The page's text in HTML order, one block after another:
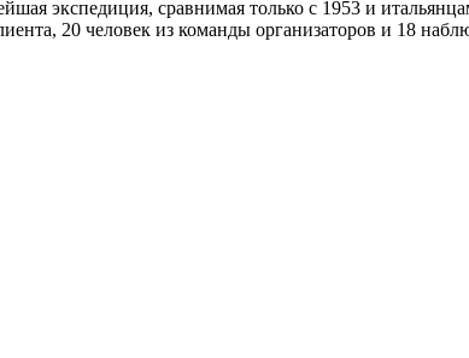
экспедиция, сравнимая только с 1953 и
20 человек из команды организаторов и 18